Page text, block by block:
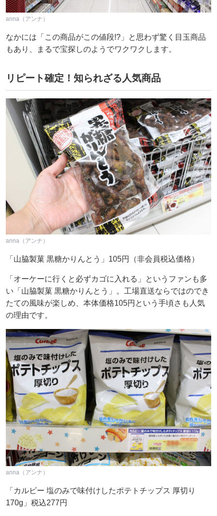
anna（アンナ）
なかには「この商品がこの値段!?」と思わず驚く目玉商品
もあり、まるで宝探しのようでワクワクします。
リピート確定！知られざる人気商品
anna（アンナ）
「山脇製菓 黒糖かりんとう」105円（非会員税込価格）
「オーケーに行くと必ずカゴに入れる」というファンも多
い「山脇製菓 黒糖かりんとう」。工場直送ならではのでき
たての風味が楽しめ、本体価格105円という手頃さも人気
の理由です。
anna（アンナ）
「カルビー 塩のみで味付けしたポテトチップス 厚切り
170g」税込277円